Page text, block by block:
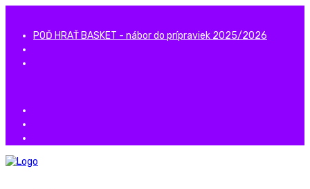
POĎ HRAŤ BASKET - nábor do prípraviek 2025/2026